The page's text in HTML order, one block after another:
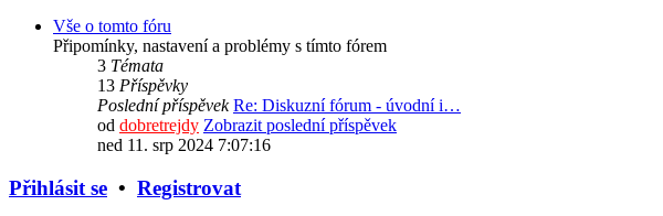
Vše o tomto fóru
Připomínky, nastavení a problémy s tímto fórem
3 Témata
13 Příspěvky
Poslední příspěvek Re: Diskuzní fórum - úvodní i…
od dobretrejdy Zobrazit poslední příspěvek
ned 11. srp 2024 7:07:16
Přihlásit se • Registrovat